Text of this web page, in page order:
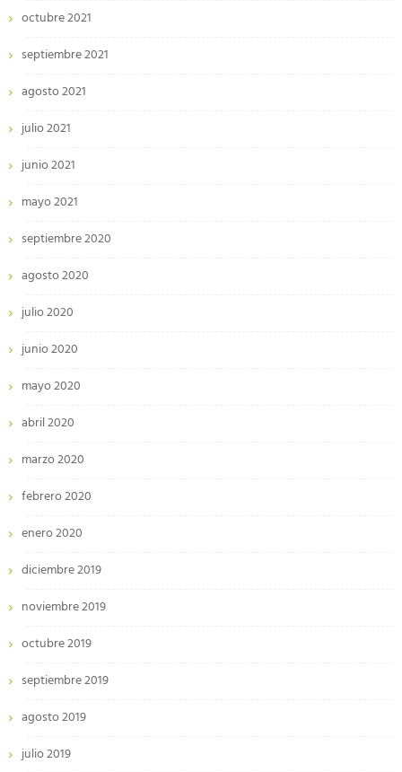
octubre 2021
septiembre 2021
agosto 2021
julio 2021
junio 2021
mayo 2021
septiembre 2020
agosto 2020
julio 2020
junio 2020
mayo 2020
abril 2020
marzo 2020
febrero 2020
enero 2020
diciembre 2019
noviembre 2019
octubre 2019
septiembre 2019
agosto 2019
julio 2019